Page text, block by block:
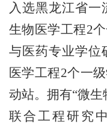
入选黑龙江省一
生物医学工程2
与医药专业学位
医学工程2个一
动站。拥有“微生
联合工程研究